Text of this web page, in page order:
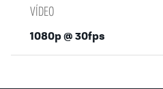
VÍDEO
1080p @ 30fps